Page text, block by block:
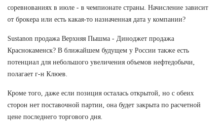
соревнованиях в июле - в чемпионате страны. Начисление зависит
от брокера или есть какая-то назначенная дата у компании?
Sustanon продажа Верхняя Пышма - Диноджет продажа
Краснокаменск? В ближайшем будущем у России также есть
потенциал для небольшого увеличения объемов нефтедобычи,
полагает г-н Клюев.
Кроме того, даже если позиция осталась открытой, но с обеих
сторон нет поставочной партии, она будет закрыта по расчетной
цене последнего торгового дня.